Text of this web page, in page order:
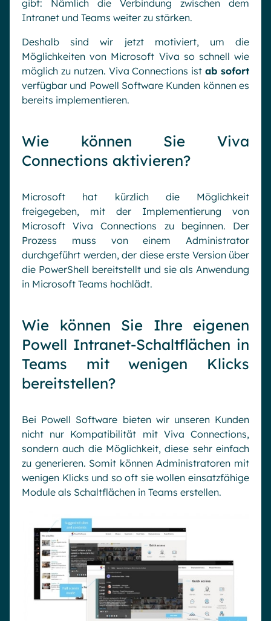
gibt: Nämlich die Verbindung zwischen dem
Intranet und Teams weiter zu stärken.
Deshalb sind wir jetzt motiviert, um die
Möglichkeiten von Microsoft Viva so schnell wie
möglich zu nutzen. Viva Connections istab sofort
verfügbar und Powell Software Kunden können es
bereits implementieren.
Wie können Sie Viva
Connections aktivieren?
Microsoft hat kürzlich die Möglichkeit
freigegeben, mit der Implementierung von
Microsoft Viva Connections zu beginnen. Der
Prozess muss von einem Administrator
durchgeführt werden, der diese erste Version über
die PowerShell bereitstellt und sie als Anwendung
in Microsoft Teams hochlädt.
Wie können Sie Ihre eigenen
Powell Intranet-Schaltflächen in
Teams mit wenigen Klicks
bereitstellen?
Bei Powell Software bieten wir unseren Kunden
nicht nur Kompatibilität mit Viva Connections,
sondern auch die Möglichkeit, diese sehr einfach
zu generieren. Somit können Administratoren mit
wenigen Klicks und so oft sie wollen einsatzfähige
Module als Schaltflächen in Teams erstellen.